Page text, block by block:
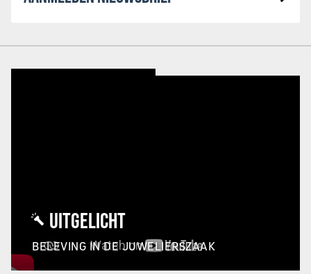
UITGELICHT
BELEVING IN DE JUWELIERSZAAK